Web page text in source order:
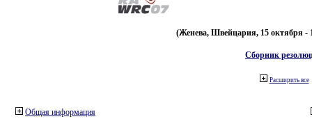
(Женева, Швейцария, 15 октября -
Сборник
Расширить все
Общая информация